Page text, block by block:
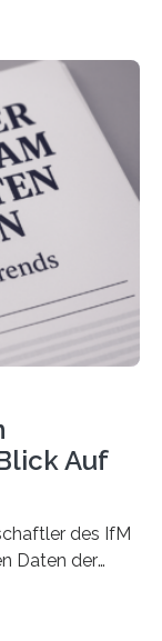
Linnenbrink
e.V.
den
Ein
Befragten ist
Jahren eine
ein Drittel hat
Auf
des IfM
Daten der
von